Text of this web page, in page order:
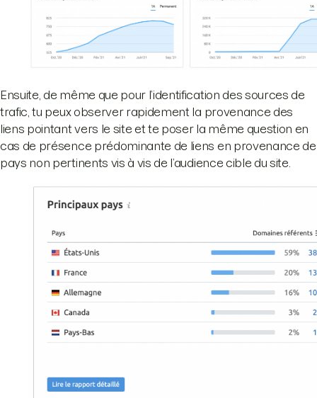
Ensuite, de même que pour l’identification des sources de
trafic, tu peux observer rapidement la provenance des
liens pointant vers le site et te poser la même question en
cas de présence prédominante de liens en provenance de
pays non pertinents vis à vis de l’audience cible du site.